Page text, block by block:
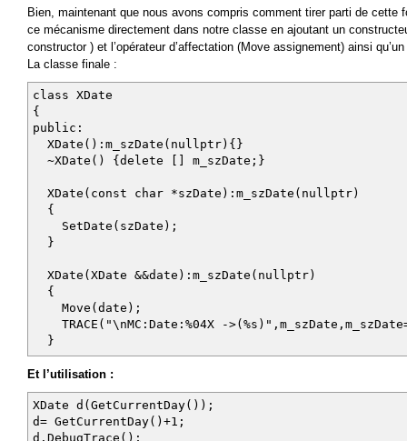
Bien, maintenant que nous avons compris comment tirer parti de cette
ce mécanisme directement dans notre classe en ajoutant un
constructor ) et l’opérateur d’affectation (Move assignement) ainsi
La classe finale :
class XDate
{
public:
XDate():m_szDate(nullptr){}
~XDate() {delete [] m_szDate;}
XDate(const char *szDate):m_szDate(nullptr)
{
SetDate(szDate);
}
XDate(XDate &&date):m_szDate(nullptr)
{
Move(date);
TRACE("\nMC:Date:%04X -
}
XDate(const XDate &date):m_szDate(nullptr)
{
SetDate(date.m_szDate);
}
Et l’utilisation :
XDate d(GetCurrentDay());
d= GetCurrentDay()+1;
d.DebugTrace();